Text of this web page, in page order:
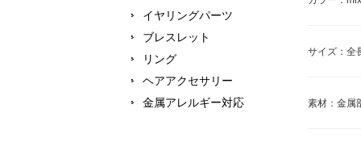
サイズ：全
素材：金属
イヤリングパーツ
ブレスレット
リング
ヘアアクセサリー
金属アレルギー対応